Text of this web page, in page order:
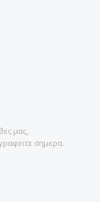
μας,
σημερα.